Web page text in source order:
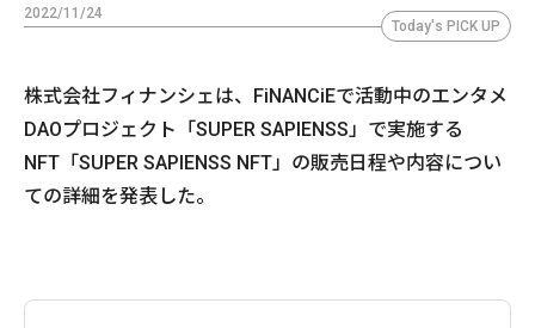
2022/11/24
Today's PICK UP
株式会社フィナンシェは、FiNANCiEで活動中のエンタメ
DAOプロジェクト「SUPER SAPIENSS」で実施する
NFT「SUPER SAPIENSS NFT」の販売日程や内容につい
ての詳細を発表した。